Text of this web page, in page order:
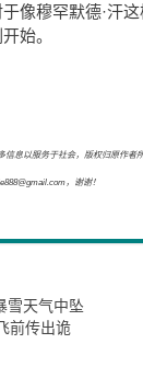
像穆罕默德·汗
始。
息以服务于社会，版权归原作者
，谢谢！
雪天气中坠
前传出诡